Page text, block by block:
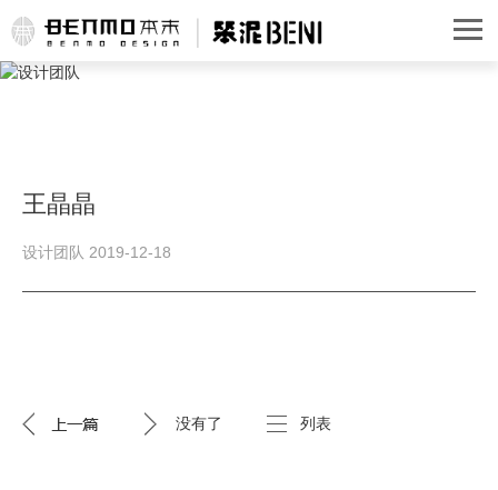
王晶晶
设计团队 2019-12-18
没有了 列表